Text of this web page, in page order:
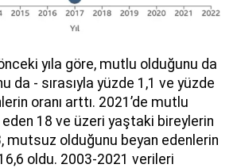
yıla göre, mutlu olduğunu da
da - sırasıyla yüzde 1,1 ve yüzde
oranı arttı. 2021’de mutlu
18 ve üzeri yaştaki bireylerin
mutsuz olduğunu beyan edenlerin
oldu. 2003-2021 verileri